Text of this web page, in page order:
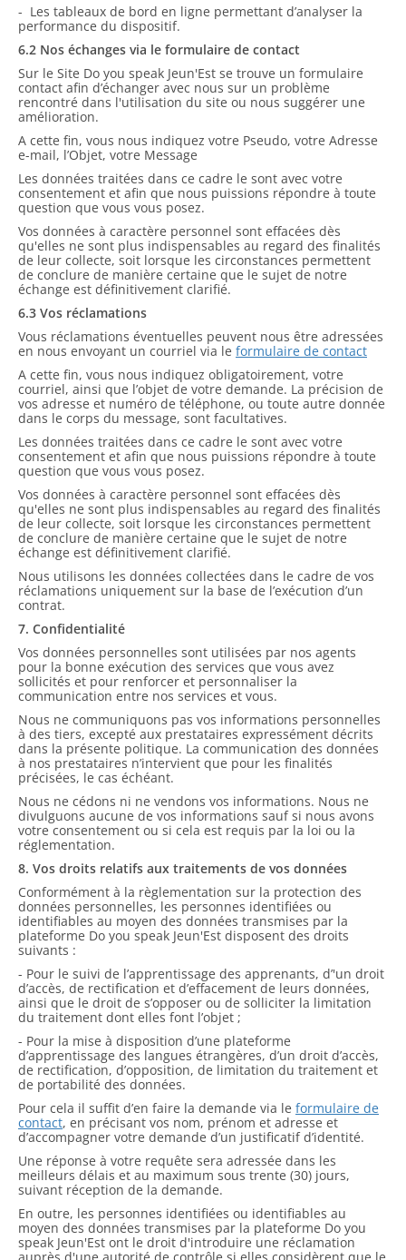
- Les tableaux de bord en ligne permettant d’analyser la
performance du dispositif.
6.2 Nos échanges via le formulaire de contact
Sur le Site Do you speak Jeun'Est se trouve un formulaire
contact afin d’échanger avec nous sur un problème
rencontré dans l'utilisation du site ou nous suggérer une
amélioration.
A cette fin, vous nous indiquez votre Pseudo, votre Adresse
e-mail, l’Objet, votre Message
Les données traitées dans ce cadre le sont avec votre
consentement et afin que nous puissions répondre à toute
question que vous vous posez.
Vos données à caractère personnel sont effacées dès
qu'elles ne sont plus indispensables au regard des finalités
de leur collecte, soit lorsque les circonstances permettent
de conclure de manière certaine que le sujet de notre
échange est définitivement clarifié.
6.3 Vos réclamations
Vous réclamations éventuelles peuvent nous être adressées
en nous envoyant un courriel via le formulaire de contact
A cette fin, vous nous indiquez obligatoirement, votre
courriel, ainsi que l’objet de votre demande. La précision de
vos adresse et numéro de téléphone, ou toute autre donnée
dans le corps du message, sont facultatives.
Les données traitées dans ce cadre le sont avec votre
consentement et afin que nous puissions répondre à toute
question que vous vous posez.
Vos données à caractère personnel sont effacées dès
qu'elles ne sont plus indispensables au regard des finalités
de leur collecte, soit lorsque les circonstances permettent
de conclure de manière certaine que le sujet de notre
échange est définitivement clarifié.
Nous utilisons les données collectées dans le cadre de vos
réclamations uniquement sur la base de l’exécution d’un
contrat.
7. Confidentialité
Vos données personnelles sont utilisées par nos agents
pour la bonne exécution des services que vous avez
sollicités et pour renforcer et personnaliser la
communication entre nos services et vous.
Nous ne communiquons pas vos informations personnelles
à des tiers, excepté aux prestataires expressément décrits
dans la présente politique. La communication des données
à nos prestataires n’intervient que pour les finalités
précisées, le cas échéant.
Nous ne cédons ni ne vendons vos informations. Nous ne
divulguons aucune de vos informations sauf si nous avons
votre consentement ou si cela est requis par la loi ou la
réglementation.
8. Vos droits relatifs aux traitements de vos données
Conformément à la règlementation sur la protection des
données personnelles, les personnes identifiées ou
identifiables au moyen des données transmises par la
plateforme Do you speak Jeun'Est disposent des droits
suivants :
- Pour le suivi de l’apprentissage des apprenants, d’'un droit
d’accès, de rectification et d’effacement de leurs données,
ainsi que le droit de s’opposer ou de solliciter la limitation
du traitement dont elles font l’objet ;
- Pour la mise à disposition d’une plateforme
d’apprentissage des langues étrangères, d’un droit d’accès,
de rectification, d’opposition, de limitation du traitement et
de portabilité des données.
Pour cela il suffit d’en faire la demande via le formulaire de
contact, en précisant vos nom, prénom et adresse et
d’accompagner votre demande d’un justificatif d’identité.
Une réponse à votre requête sera adressée dans les
meilleurs délais et au maximum sous trente (30) jours,
suivant réception de la demande.
En outre, les personnes identifiées ou identifiables au
moyen des données transmises par la plateforme Do you
speak Jeun'Est ont le droit d'introduire une réclamation